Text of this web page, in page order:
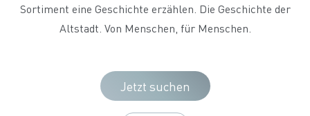
Sortiment eine Geschichte erzählen. Die Geschichte der
Altstadt. Von Menschen, für Menschen.
Jetzt suchen